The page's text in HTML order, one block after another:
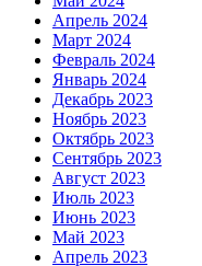
Апрель 2024
Март 2024
Февраль 2024
Январь 2024
Декабрь 2023
Ноябрь 2023
Октябрь 2023
Сентябрь 2023
Август 2023
Июль 2023
Июнь 2023
Май 2023
Апрель 2023